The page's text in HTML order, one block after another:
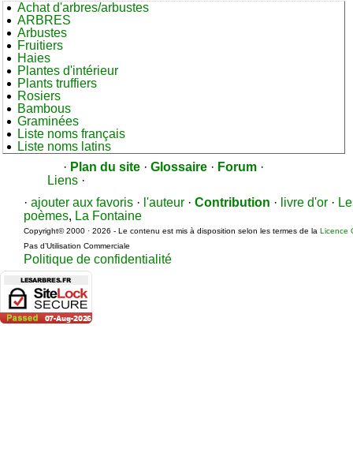
Achat d'arbres/arbustes
ARBRES
Arbustes
Fruitiers
Haies
Plantes d'intérieur
Plants truffiers
Rosiers
Bambous
Graminées
Liste noms français
Liste noms latins
· Plan du site · Glossaire · Forum ·
Liens ·
· ajouter aux favoris · l'auteur · Contribution · livre d'or ·
poèmes, La Fontaine
Copyright© 2000 · 2026 - Le contenu est mis à disposition selon les termes de la Licence
Pas d’Utilisation Commerciale
Politique de confidentialité